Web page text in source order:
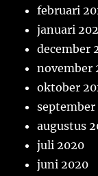
februari
januari
december
november
oktober
september
augustus
juli 2020
juni 2020